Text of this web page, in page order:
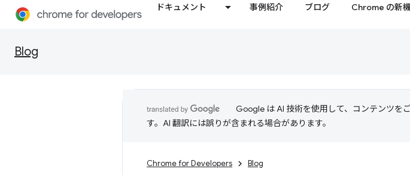
ドキュメント 事例紹介 ブログ Chrome の新
Blog
Google は AI 技術を使用して、コンテンツを
す。AI 翻訳には誤りが含まれる場合があります。
Chrome for Developers Blog